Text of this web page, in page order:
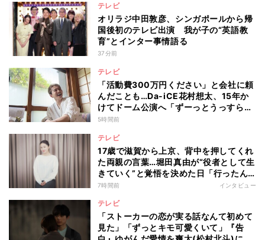
テレビ
オリラジ中田敦彦、シンガポールから帰
国後初のテレビ出演 我が子の“英語教
育”とインター事情語る
37分前
テレビ
「活動費300万円ください」と会社に頼
んだことも…Da-iCE花村想太、15年か
けてドーム公演へ「ずーっとうっすらや
けど右肩上がり続けられていた」
5時間前
テレビ
17歳で滋賀から上京、背中を押してくれ
た両親の言葉…堀田真由が“役者として生
きていく”と覚悟を決めた日「行ったん
やったら、もう帰られへんな」
7時間前 インタビュー
テレビ
「ストーカーの恋が実る話なんて初めて
見た」「ずっとキモ可愛くいて」『告